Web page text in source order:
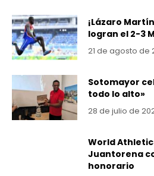
¡Lázaro
logran el 2-3
21 de agosto de
Sotomayor
todo lo alto»
28 de julio de
World
Juantorena
honorario